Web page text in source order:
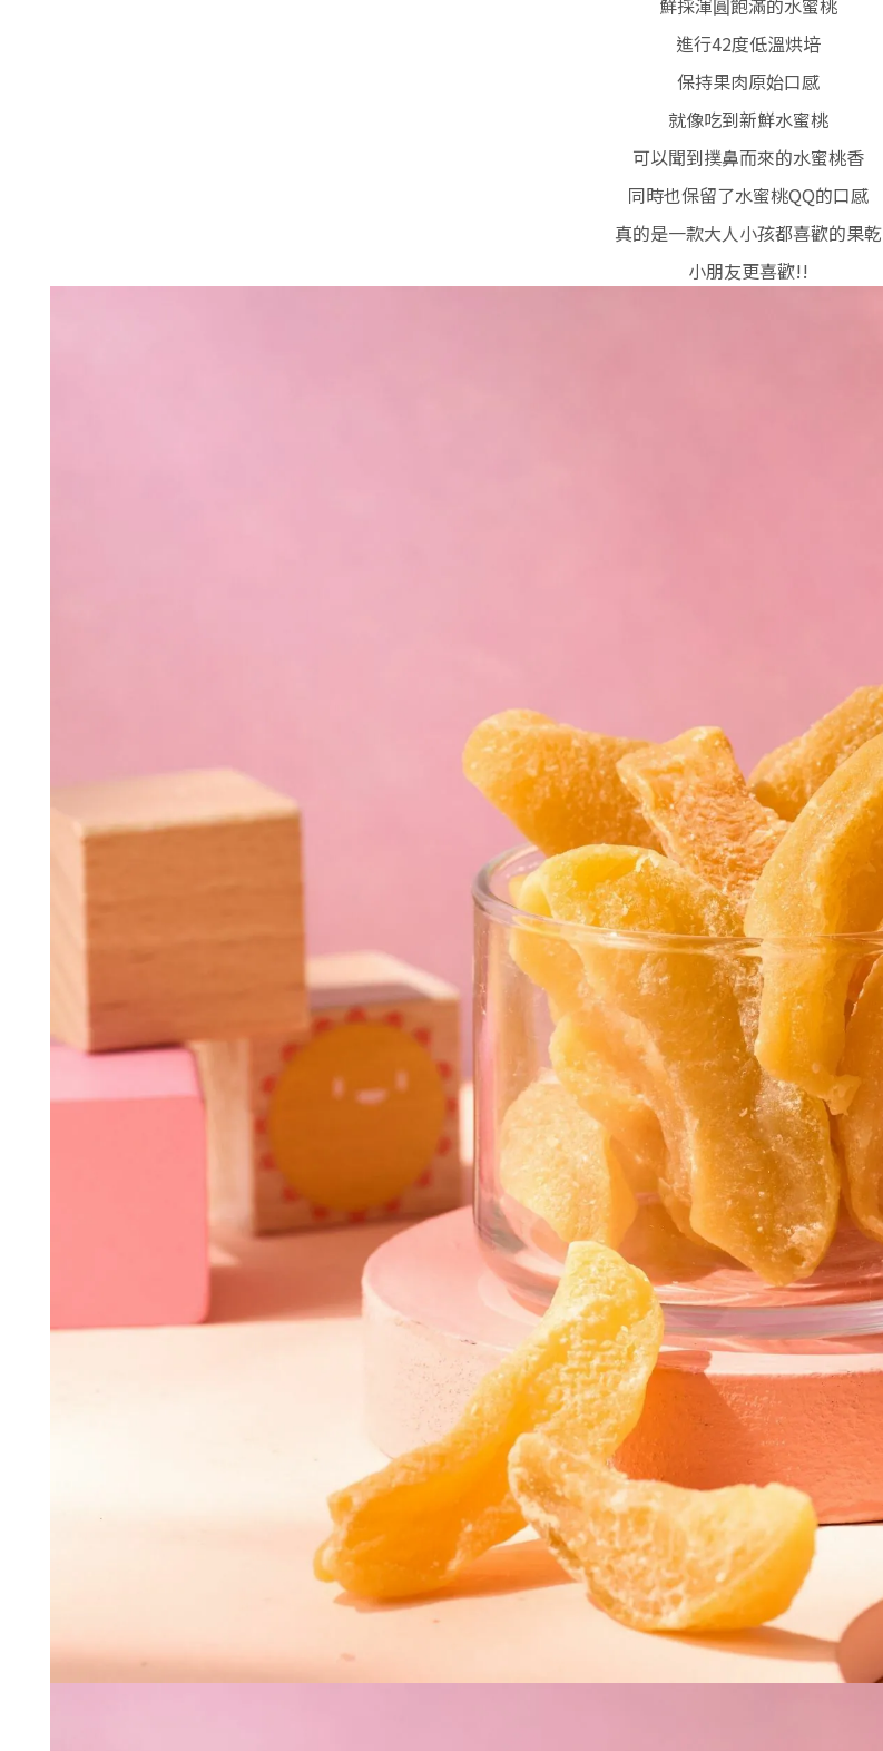
鮮採渾圓飽滿的水蜜桃
進行42度低溫烘培
保持果肉原始口感
就像吃到新鮮水蜜桃
可以聞到撲鼻而來的水蜜桃香
同時也保留了水蜜桃QQ的口感
真的是一款大人小孩都喜歡的果乾
小朋友更喜歡!!